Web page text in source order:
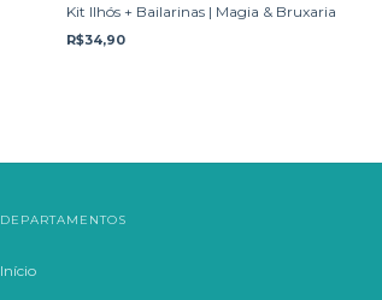
Kit Ilhós + Bailarinas | Magia & Bruxaria
R$34,90
DEPARTAMENTOS
Início